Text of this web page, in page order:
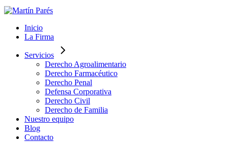
Inicio
La Firma
Servicios
Derecho Agroalimentario
Derecho Farmacéutico
Derecho Penal
Defensa Corporativa
Derecho Civil
Derecho de Familia
Nuestro equipo
Blog
Contacto